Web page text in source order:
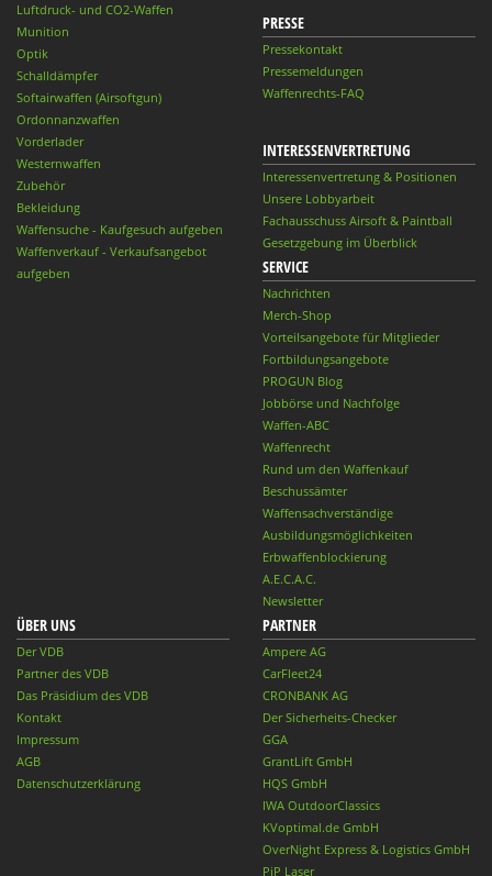
Luftdruck- und CO2-Waffen
Munition
Optik
Schalldämpfer
Softairwaffen (Airsoftgun)
Ordonnanzwaffen
Vorderlader
Westernwaffen
Zubehör
Bekleidung
Waffensuche - Kaufgesuch aufgeben
Waffenverkauf - Verkaufsangebot
aufgeben
PRESSE
Pressekontakt
Pressemeldungen
Waffenrechts-FAQ
INTERESSENVERTRETUNG
Interessenvertretung & Positionen
Unsere Lobbyarbeit
Fachausschuss Airsoft & Paintball
Gesetzgebung im Überblick
SERVICE
Nachrichten
Merch-Shop
Vorteilsangebote für Mitglieder
Fortbildungsangebote
PROGUN Blog
Jobbörse und Nachfolge
Waffen-ABC
Waffenrecht
Rund um den Waffenkauf
Beschussämter
Waffensachverständige
Ausbildungsmöglichkeiten
Erbwaffenblockierung
A.E.C.A.C.
Newsletter
ÜBER UNS
Der VDB
Partner des VDB
Das Präsidium des VDB
Kontakt
Impressum
AGB
Datenschutzerklärung
PARTNER
Ampere AG
CarFleet24
CRONBANK AG
Der Sicherheits-Checker
GGA
GrantLift GmbH
HQS GmbH
IWA OutdoorClassics
KVoptimal.de GmbH
OverNight Express & Logistics GmbH
PiP Laser